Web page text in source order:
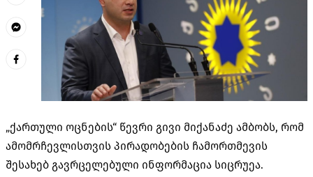
„ქართული ოცნების“ წევრი გივი მიქანაძე ამბობს, რომ
ამომრჩევლისთვის პირადობების ჩამორთმევის
შესახებ გავრცელებული ინფორმაცია სიცრუეა.